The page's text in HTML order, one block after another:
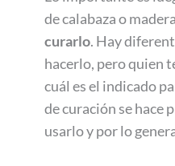
de calabaza o
curarlo. Hay
hacerlo, pero quien
cuál es el indicado
de curación se hace
usarlo y por lo